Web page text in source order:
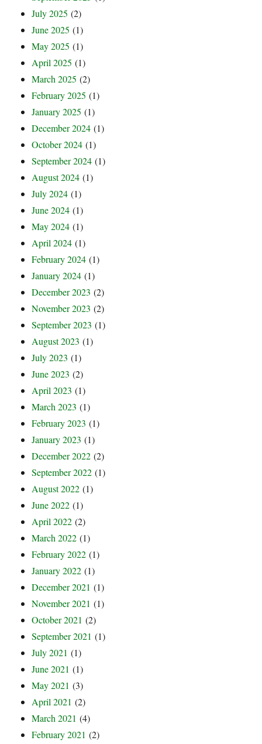
July 2025 (2)
June 2025 (1)
May 2025 (1)
April 2025 (1)
March 2025 (2)
February 2025 (1)
January 2025 (1)
December 2024 (1)
October 2024 (1)
September 2024 (1)
August 2024 (1)
July 2024 (1)
June 2024 (1)
May 2024 (1)
April 2024 (1)
February 2024 (1)
January 2024 (1)
December 2023 (2)
November 2023 (2)
September 2023 (1)
August 2023 (1)
July 2023 (1)
June 2023 (2)
April 2023 (1)
March 2023 (1)
February 2023 (1)
January 2023 (1)
December 2022 (2)
September 2022 (1)
August 2022 (1)
June 2022 (1)
April 2022 (2)
March 2022 (1)
February 2022 (1)
January 2022 (1)
December 2021 (1)
November 2021 (1)
October 2021 (2)
September 2021 (1)
July 2021 (1)
June 2021 (1)
May 2021 (3)
April 2021 (2)
March 2021 (4)
February 2021 (2)